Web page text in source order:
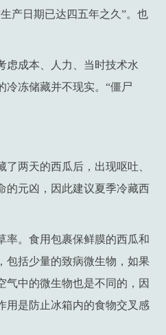
产日期已达四五年之久”。也
虑成本、人力、当时技术水
冷冻储藏并不现实。“僵尸
两天的西瓜后，出现呕吐、
的元凶，因此建议夏季冷藏西
率。食用包裹保鲜膜的西瓜和
包括少量的致病微生物，如果
气中的微生物也是不同的，因
用是防止冰箱内的食物交叉感